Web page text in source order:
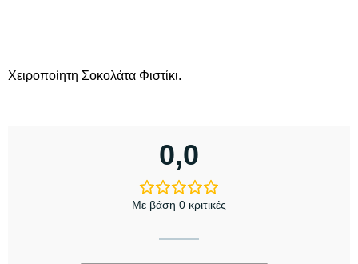
Χειροποίητη Σοκολάτα Φιστίκι.
0,0
Με βάση 0 κριτικές